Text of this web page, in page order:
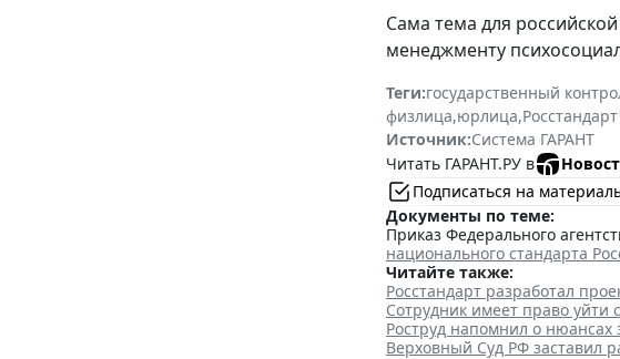
Сама тема для
менеджменту
Теги:государственный
физлица,юрлица,Росстандарт
Источник:Система ГАРАНТ
Читать ГАРАНТ.РУ в
Подписаться на
Документы по теме:
Приказ Федерального
национального стандарта
Читайте также:
Росстандарт разработал
Сотрудник имеет право уйти
Роструд напомнил о нюансах
Верховный Суд РФ заставил